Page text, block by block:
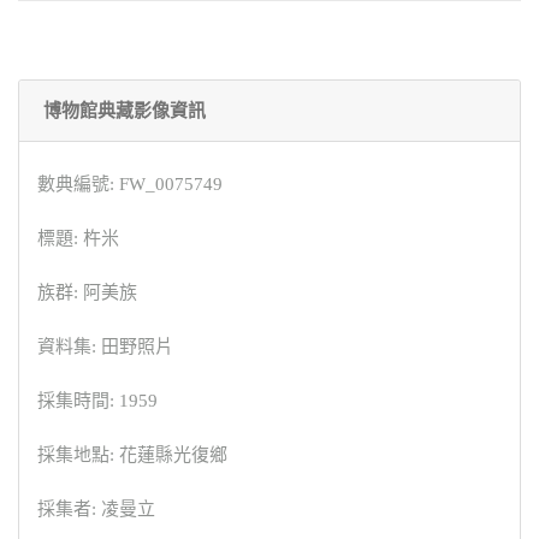
博物館典藏影像資訊
數典編號: FW_0075749
標題: 杵米
族群: 阿美族
資料集: 田野照片
採集時間: 1959
採集地點: 花蓮縣光復鄉
採集者: 凌曼立